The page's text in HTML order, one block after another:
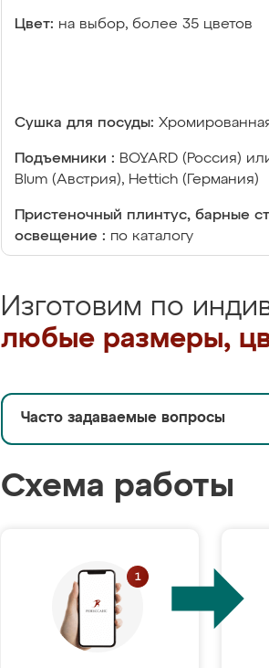
Цвет: на выбор, более 35 цветов
Сушка для посуды:
Подъемники : BOYARD (Россия)
Blum (Австрия), Hettich (Германия)
Пристеночный плинтус, барные
освещение : по каталогу
Изготовим по
любые размеры,
Часто задаваемые вопросы
Схема работы